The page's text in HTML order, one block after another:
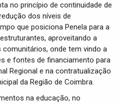
no princípio de continuidade de
dos níveis de
que posiciona Penela para a
aproveitando a
onde tem vindo a
e fontes de financiamento para
Regional e na contratualização
da Região de Coimbra.
na educação, no